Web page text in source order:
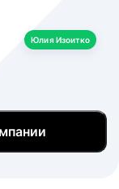
Юлия Изоитко